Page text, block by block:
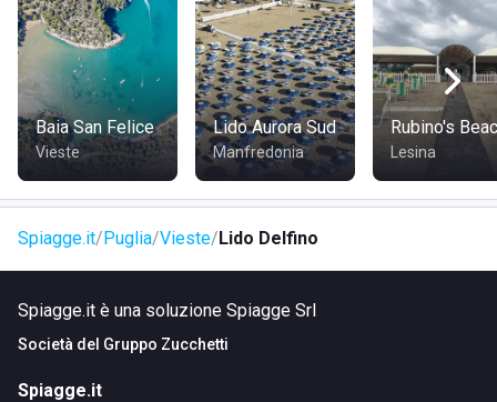
Baia San Felice
Vieste
Lido Aurora Sud
Manfredonia
Rubino's
Lesina
Spiagge.it Puglia Vieste Lido Delfino
Spiagge.it è una soluzione Spiagge Srl
Società del Gruppo Zucchetti
Spiagge.it